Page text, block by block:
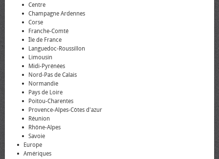
Centre
Champagne Ardennes
Corse
Franche-Comté
Île de France
Languedoc-Roussillon
Limousin
Midi-Pyrénées
Nord-Pas de Calais
Normandie
Pays de Loire
Poitou-Charentes
Provence-Alpes-Côtes d'azur
Réunion
Rhône-Alpes
Savoie
Europe
Amériques